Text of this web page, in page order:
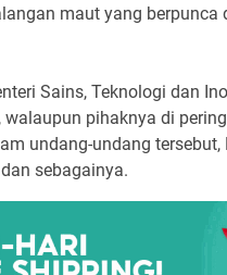
maut yang
Sains, Teknologi dan
walaupun pihaknya di
undang-undang
sebagainya.